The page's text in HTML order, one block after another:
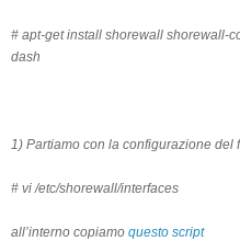
# apt-get install shorewall shorewall-
dash
1) Partiamo con la configurazione del
# vi /etc/shorewall/interfaces
all’interno copiamo questo script